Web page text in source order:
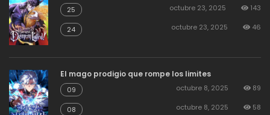
25 octubre 23, 2025 143
24 octubre 23, 2025 46
El mago prodigio que rompe los limites
09 octubre 8, 2025 89
08 octubre 8, 2025 58